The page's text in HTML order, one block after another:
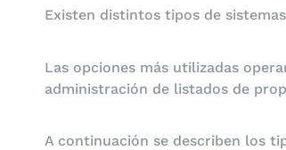
Existen distintos tipos de
Las opciones más utilizadas
administración de listados de
A continuación se describen los